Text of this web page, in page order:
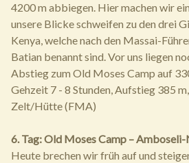
4200 m abbiegen. Hier machen wir
unsere Blicke schweifen zu den drei
Kenya, welche nach den Massai-
Batian benannt sind. Vor uns liegen
Abstieg zum Old Moses Camp auf
Gehzeit 7 - 8 Stunden, Aufstieg 385
Zelt/Hütte (FMA)
6. Tag: Old Moses Camp –
Heute brechen wir früh auf und